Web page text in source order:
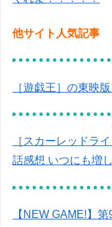
他サイト人気記事
［遊戯王］の東映
［スカーレッドラ
話感想 いつにも増
【NEW GAME!】